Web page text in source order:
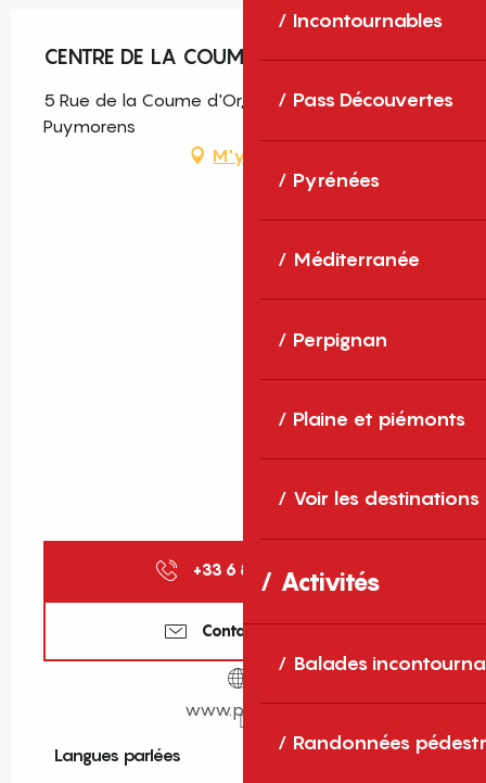
Incontournables
Pass Découvertes
Pyrénées
Méditerranée
Perpignan
Plaine et piémonts
Voir les destinations
Activités
Balades
Randonnées
CENTRE DE LA COUME D'OR
5 Rue de la Coume d'Or, 66760 Porté-
Puymorens
M'y rendre
+33 6 83 57 99 ▒▒
Contactez-nous
www.pep12.fr
Langues parlées
Langues parlées